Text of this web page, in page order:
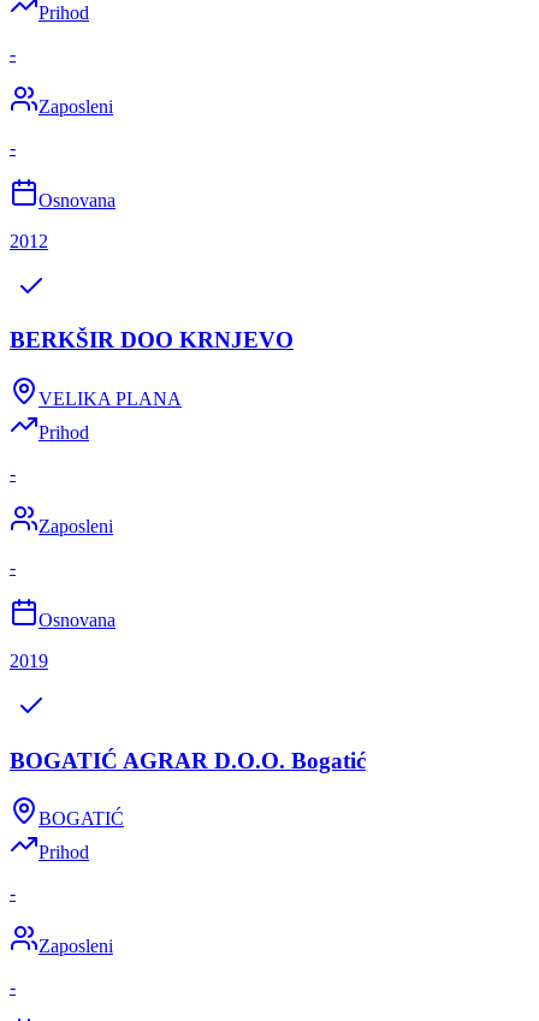
Prihod
-
Zaposleni
-
Osnovana
2012
BERKŠIR DOO KRNJEVO
VELIKA PLANA
Prihod
-
Zaposleni
-
Osnovana
2019
BOGATIĆ AGRAR D.O.O. Bogatić
BOGATIĆ
Prihod
-
Zaposleni
-